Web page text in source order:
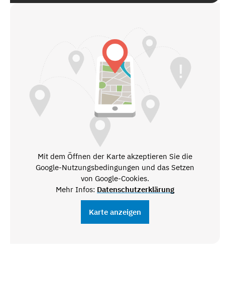
Mit dem Öffnen der Karte akzeptieren Sie die
Google-Nutzungsbedingungen und das Setzen
von Google-Cookies.
Mehr Infos: Datenschutzerklärung
Karte anzeigen